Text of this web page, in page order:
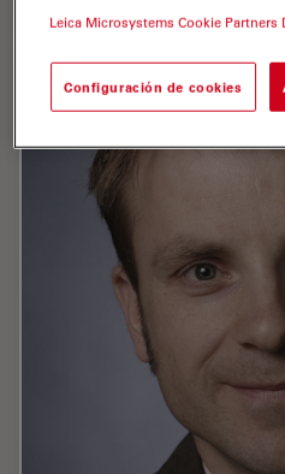
Leica Microsystems Cookie Partners
Configuración de cookies